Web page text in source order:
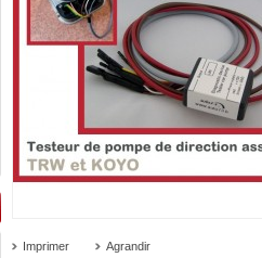
Imprimer Agrandir